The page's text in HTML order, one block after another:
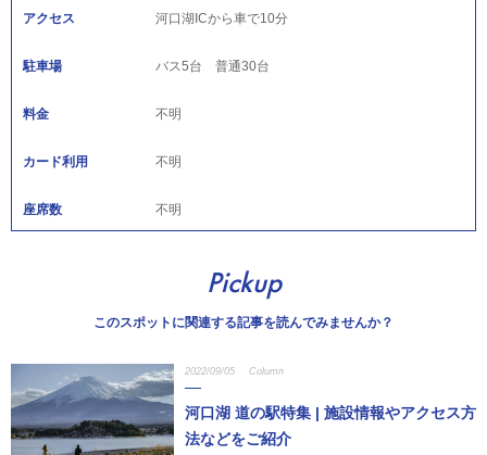
アクセス 河口湖ICから車で10分
駐車場 バス5台 普通30台
料金 不明
カード利用 不明
座席数 不明
Pickup
このスポットに関連する記事を読んでみませんか？
2022/09/05 Column
河口湖 道の駅特集 | 施設情報やアクセス方
法などをご紹介